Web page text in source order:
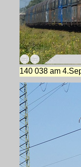
140 038 am